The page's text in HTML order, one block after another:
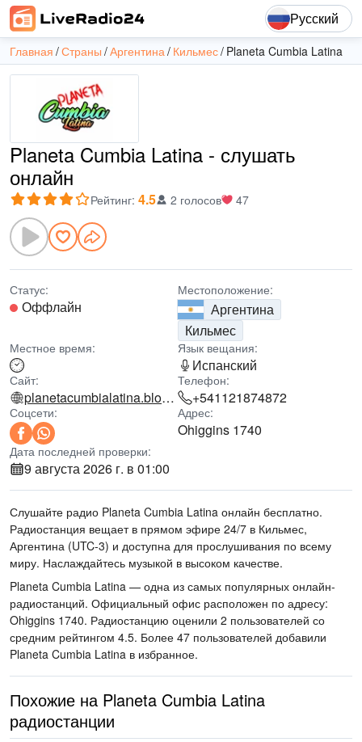
Русский
Главная Страны Аргентина Кильмес Planeta Cumbia Latina
Planeta Cumbia Latina - слушать
онлайн
Рейтинг: 4.5 2 голосов 47
Статус:
Оффлайн
Местоположение:
Аргентина
Кильмес
Местное время: Язык вещания:
Испанский
Сайт:
planetacumbialatina.blogspot.com
Телефон:
+541121874872
Соцсети: Адрес:
Ohiggins 1740
Дата последней проверки:
9 августа 2026 г. в 01:00
Слушайте радио Planeta Cumbia Latina онлайн бесплатно.
Радиостанция вещает в прямом эфире 24/7 в Кильмес,
Аргентина (UTC-3) и доступна для прослушивания по всему
миру. Наслаждайтесь музыкой в высоком качестве.
Planeta Cumbia Latina — одна из самых популярных онлайн-
радиостанций. Официальный офис расположен по адресу:
Ohiggins 1740. Радиостанцию оценили 2 пользователей со
средним рейтингом 4.5. Более 47 пользователей добавили
Planeta Cumbia Latina в избранное.
Похожие на Planeta Cumbia Latina
радиостанции